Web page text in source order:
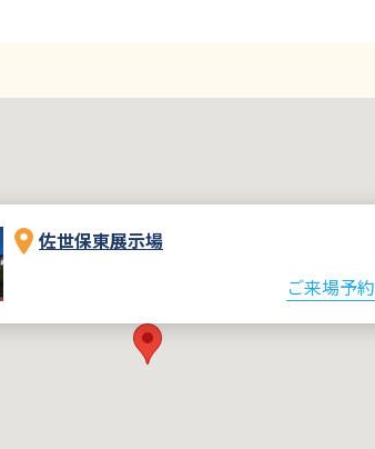
佐世保東展示場
ご来場予約